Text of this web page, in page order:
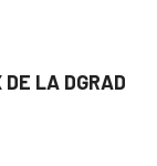
LA DGRAD